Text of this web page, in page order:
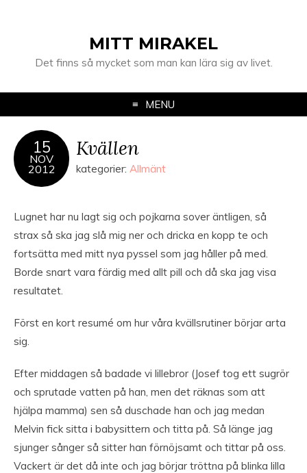
MITT MIRAKEL
Det finns så mycket som man kan lära sig av livet.
MENU
15
NOV
2012
Kvällen
kategorier: Allmänt
Lugnet har nu lagt sig och pojkarna sover äntligen, så
strax så ska jag slå mig ner och dricka en kopp te och
fortsätta med mitt nya pyssel som jag håller på med.
Borde snart vara färdig med allt pill och då ska jag visa
resultatet.
Först en kort resumé om hur våra kvällsrutiner börjar arta
sig.
Efter middagen så badade vi lillebror (Josef tog ett sugrör
och sprutade vatten på han, men det räknas som att
hjälpa mamma) sen så duschade han och jag medan
Melvin fick sitta i babysittern och titta på. Så länge jag
sjunger sånger så sitter han förnöjsamt och tittar på oss.
Vackert är det då inte och jag börjar tröttna på blinka lilla